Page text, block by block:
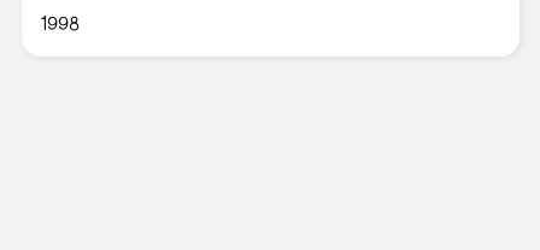
1998